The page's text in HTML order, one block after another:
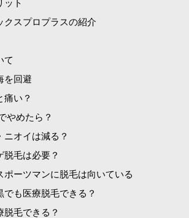
ット
クスプロプラスの紹介
て
を回避
痛い？
やめたら？
ニオイは減る？
脱毛は必要？
ポーツマンに脱毛は向いている
でも医療脱毛できる？
脱毛できる？